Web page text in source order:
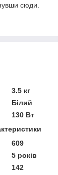
сюди.
3.5 кг
Білий
130 Вт
609
5 років
142